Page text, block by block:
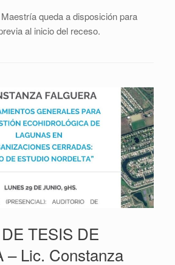
queda a disposición para
al inicio del receso.
TESIS DE
– Lic. Constanza